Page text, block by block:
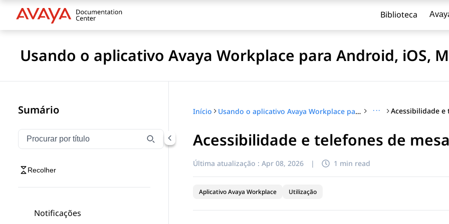
Biblioteca
Usando o aplicativo Avaya Workplace para Android, iOS,
Sumário
Filtrar navegação por título
Digite para filtrar itens de navegação por título
Recolher
Notificações
Início Usando o aplicativo Avaya Workplace para Android, iOS, Mac e Windows ···
Acessibilidade e telefones de
Última atualização : Apr 08, 2026 | 1 min read
Aplicativo Avaya Workplace Utilização